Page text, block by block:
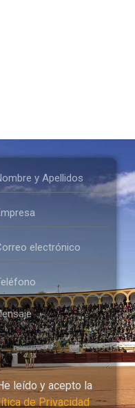
leído y acepto la
de Privacidad